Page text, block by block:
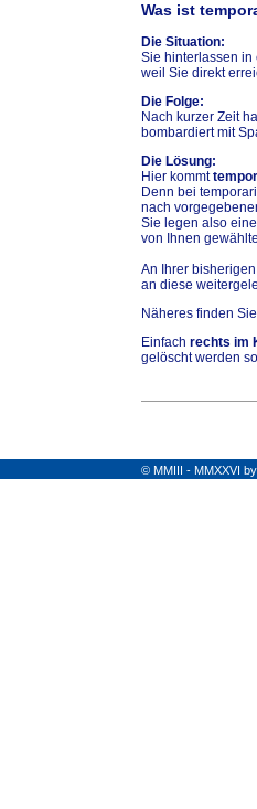
Was ist
Die Situation:
Sie hinterlassen in
weil Sie direkt
Die Folge:
Nach kurzer Zeit
bombardiert mit
Die Lösung:
Hier kommt
Denn bei
nach
Sie legen also
von Ihnen
An Ihrer
an diese
Näheres finden
Einfach rechts im
gelöscht werden
© MMIII - MMXXVI